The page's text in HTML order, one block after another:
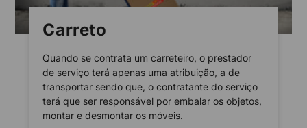
Carreto
Quando se contrata um carreteiro, o prestador
de serviço terá apenas uma atribuição, a de
transportar sendo que, o contratante do serviço
terá que ser responsável por embalar os objetos,
montar e desmontar os móveis.